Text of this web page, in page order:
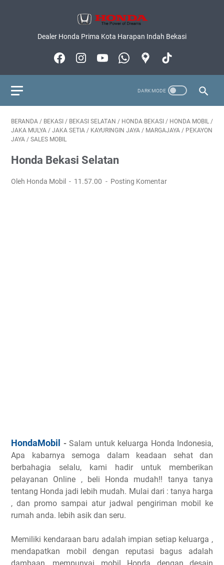
Dealer Honda Prima Kota Harapan Indah Bekasi
BERANDA / BEKASI / BEKASI SELATAN / HONDA BEKASI / HONDA MOBIL /
JAKA MULYA / JAKA SETIA / KAYURINGIN JAYA / MARGAJAYA / PEKAYON
JAYA / SALES MOBIL
Honda Bekasi Selatan
Oleh Honda Mobil 11.57.00 Posting Komentar
HondaMobil - Salam untuk keluarga Honda Indonesia,
Apa kabarnya semoga dalam keadaan sehat dan
berbahagia selalu, kami hadir untuk memberikan
pelayanan Online , beli Honda mudah!! tanya tanya
tentang Honda jadi lebih mudah. Mulai dari : tanya harga
, dan promo sampai atur jadwal pengiriman mobil ke
rumah anda. lebih asik dan seru.
Memiliki kendaraan baru adalah impian setiap keluarga ,
mendapatkan mobil dengan reputasi bagus adalah